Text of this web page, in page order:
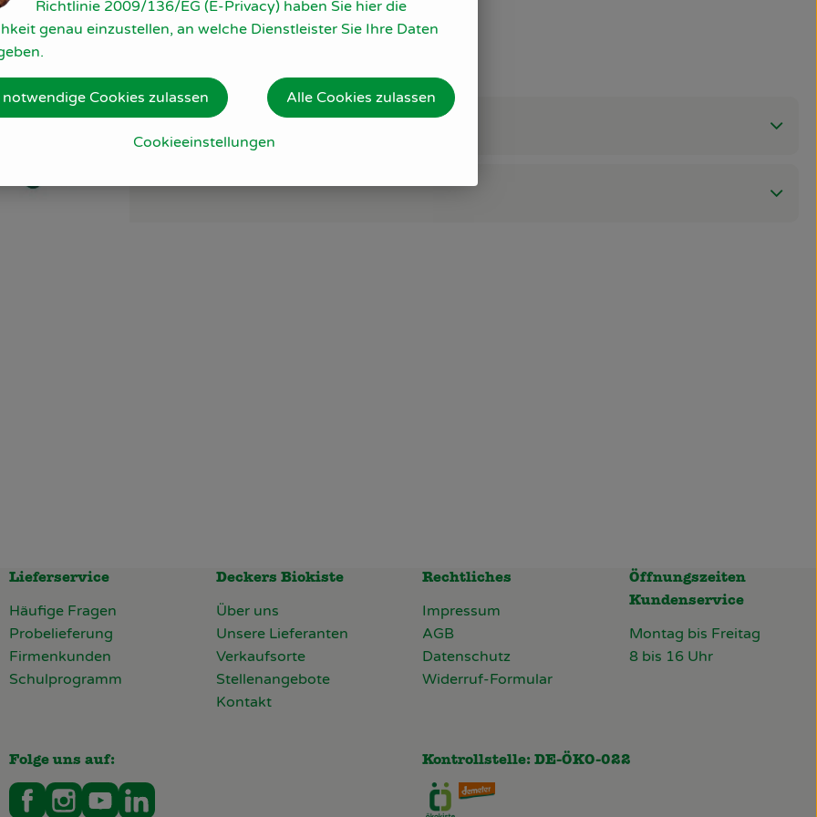
Lieferservice
Häufige Fragen
Probelieferung
Firmenkunden
Schulprogramm
Deckers Biokiste
Über uns
Unsere Lieferanten
Verkaufsorte
Stellenangebote
Kontakt
Rechtliches
Impressum
AGB
Datenschutz
Widerruf-Formular
Öffnungszeiten
Kundenservice
Montag bis Freitag
8 bis 16 Uhr
Folge uns auf:
Externer Link zu https://www.facebook.com/deckersbiokiste
Externer Link zu https://www.instagram.com/deckers_biokiste/
Externer Link zu https://www.youtube.com/channel/UCshqzaiimIirlQXhRjTRYSQ
Externer Link zu https://www.linkedin.com/company/deckers-biohof/
Kontrollstelle: DE-ÖKO-022
Externer Link zu https://www.oekokiste.de/
Externer Link zu https://deckersbiohof.de/
Richtlinie 2009/136/EG (E-Privacy) haben Sie hier die
genau einzustellen, an welche Dienstleister Sie Ihre Daten
Cookieeinstellungen
Cookies zulassen Alle Cookies zulassen